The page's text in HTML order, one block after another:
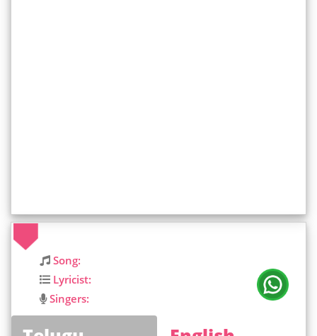
Song:
Lyricist:
Singers: